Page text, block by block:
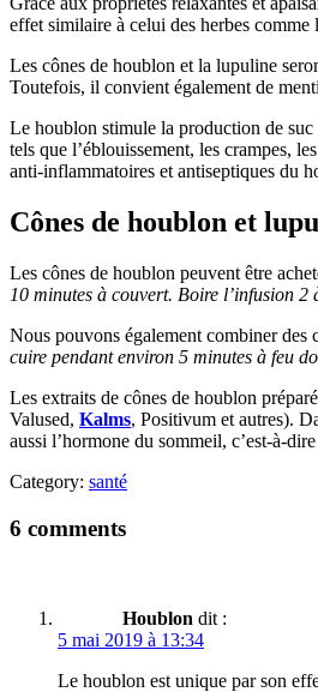
effet similaire à celui des herbes comme
Les cônes de houblon et la lupuline
Toutefois, il convient également de
Le houblon stimule la production de
tels que l’éblouissement, les crampes,
anti-inflammatoires et antiseptiques du
Cônes de houblon et
Les cônes de houblon peuvent être
10 minutes à couvert. Boire l’infusion 2
Nous pouvons également combiner des
cuire pendant environ 5 minutes à feu
Les extraits de cônes de houblon
Valused, Kalms, Positivum et autres).
aussi l’hormone du sommeil, c’est-à-
Category: santé
6 comments
Houblon dit :
5 mai 2019 à 13:34
Le houblon est unique par son